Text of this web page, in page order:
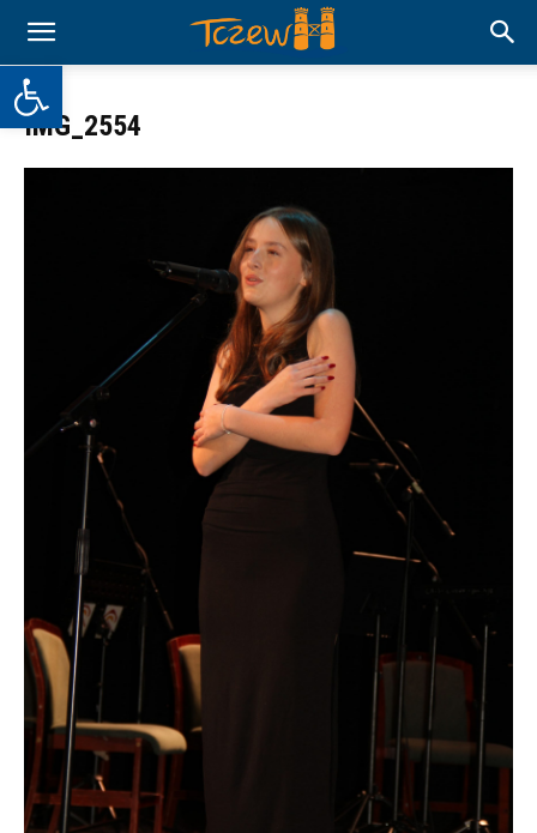
Otwórz pasek narzędzi
IMG_2554